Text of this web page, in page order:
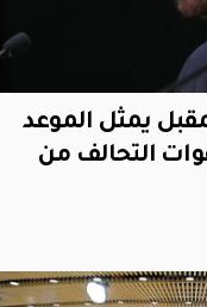
المقبل يمثل الموعد
التحالف من